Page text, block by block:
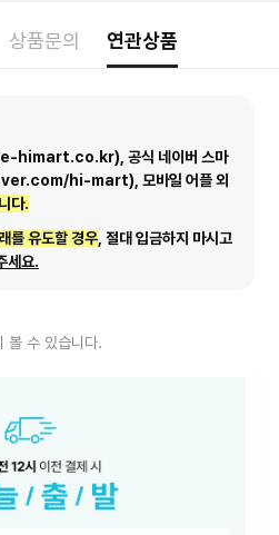
상품문의 연관상품
(e-himart.co.kr), 공식 네이버 스마
hi-mart), 모바일 어플 외
다.
를 유도할 경우 , 절대 입금하지 마시고
세요.
볼 수 있습니다.